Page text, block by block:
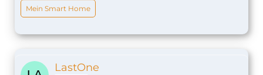
Mein Smart Home
LastOne